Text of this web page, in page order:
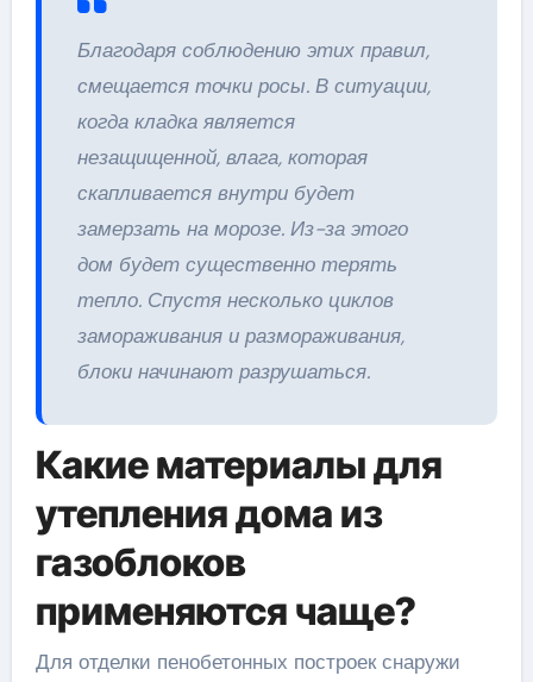
Благодаря соблюдению этих правил,
смещается точки росы. В ситуации,
когда кладка является
незащищенной, влага, которая
скапливается внутри будет
замерзать на морозе. Из-за этого
дом будет существенно терять
тепло. Спустя несколько циклов
замораживания и размораживания,
блоки начинают разрушаться.
Какие материалы для
утепления дома из
газоблоков
применяются чаще?
Для отделки пенобетонных построек снаружи